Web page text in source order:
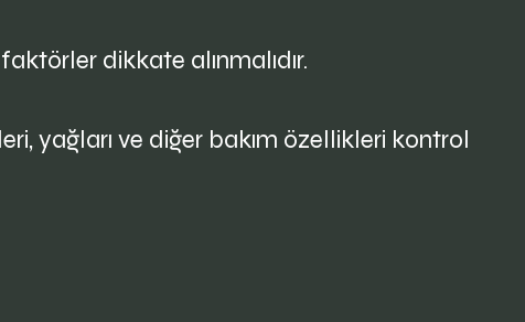
dikkate alınmalıdır.
yağları ve diğer bakım özellikleri kontrol